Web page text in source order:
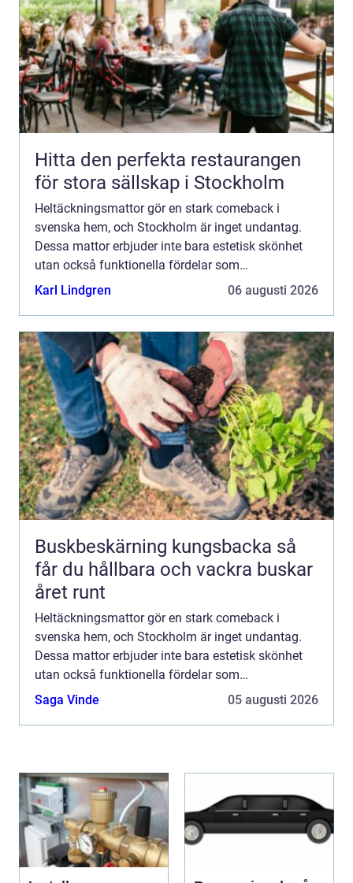
Hitta den perfekta restaurangen
för stora sällskap i Stockholm
Heltäckningsmattor gör en stark comeback i
svenska hem, och Stockholm är inget undantag.
Dessa mattor erbjuder inte bara estetisk skönhet
utan också funktionella fördelar som
ljuddämpning och värmeisolering. N...
Karl Lindgren 06 augusti 2026
Buskbeskärning kungsbacka så
får du hållbara och vackra buskar
året runt
Heltäckningsmattor gör en stark comeback i
svenska hem, och Stockholm är inget undantag.
Dessa mattor erbjuder inte bara estetisk skönhet
utan också funktionella fördelar som
ljuddämpning och värmeisolering. N...
Saga Vinde 05 augusti 2026